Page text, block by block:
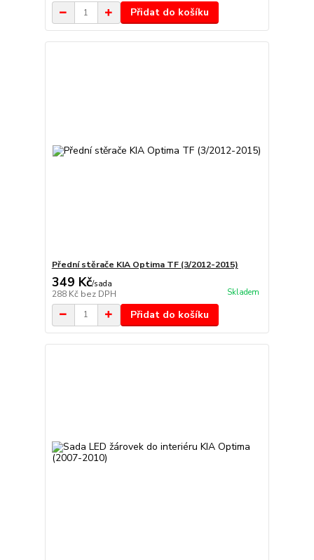
Přidat do košíku
Přední stěrače KIA Optima TF (3/2012-2015)
349 Kč/sada
288 Kč bez DPH Skladem
Přidat do košíku